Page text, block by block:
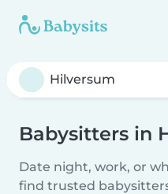
Babysitters in
Date night, work, or
find trusted